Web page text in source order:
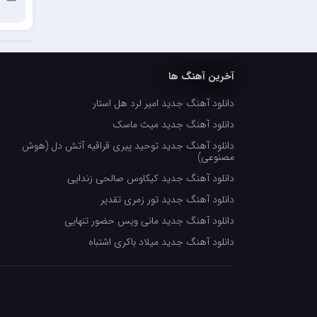
سامیار
سالار عقیلی
امید ذاکری
آخرین آهنگ ها
دانلود آهنگ جدید امیر لرد هل استار
دانلود آهنگ جدید میث ماسک
دانلود آهنگ جدید توحید پیری قراقیه آتش دل (هوش
مصنوعی)
دانلود آهنگ جدید کیکاوس صالحی زندایی
دانلود آهنگ جدید تور زمری تقدیر
دانلود آهنگ جدید مانی ویس حضور تنهایی
دانلود آهنگ جدید میلاد باکری اشتباه